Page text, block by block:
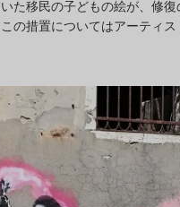
た移民の子どもの絵が、修
の措置についてはアーティ